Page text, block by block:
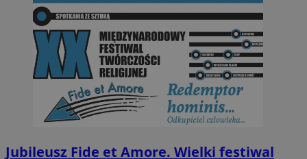
Jubileusz Fide et Amore. Wielki festiwal